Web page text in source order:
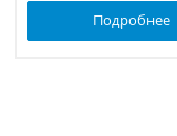
Подробнее